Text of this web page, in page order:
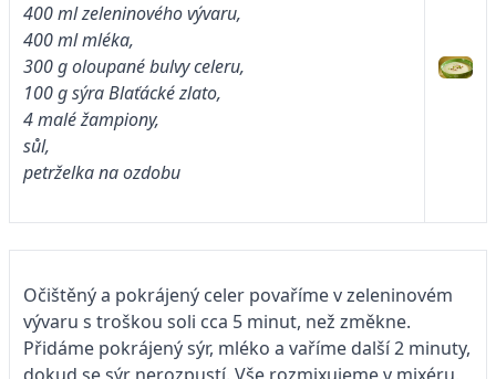
400 ml zeleninového vývaru,
400 ml mléka,
300 g oloupané bulvy celeru,
100 g sýra Blaťácké zlato,
4 malé žampiony,
sůl,
petrželka na ozdobu
Očištěný a pokrájený celer povaříme v zeleninovém
vývaru s troškou soli cca 5 minut, než změkne.
Přidáme pokrájený sýr, mléko a vaříme další 2 minuty,